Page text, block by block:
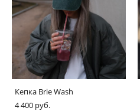
Кепка Brie Wash
4 400 pуб.